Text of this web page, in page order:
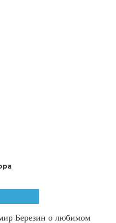
Березин о любимом